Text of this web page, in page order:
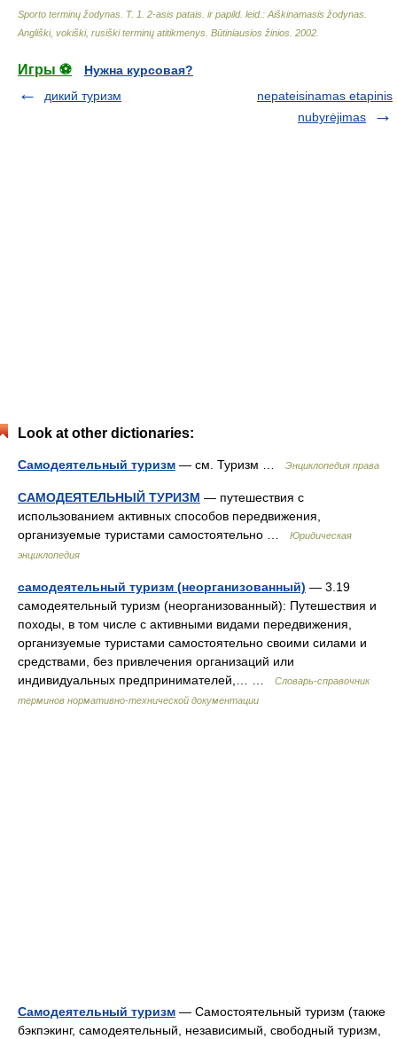
Sporto terminų žodynas. T. 1. 2-asis patais. ir papild. leid.: Aiškinamasis žodynas.
Angliški, vokiški, rusiški terminų atitikmenys. Būtiniausios žinios 2002
Игры ⚽
Нужна курсовая?
дикий туризм
nepateisinamas etapinis
nubyrėjimas
Look at other dictionaries:
Самодеятельный туризм — см. Туризм … Энциклопедия права
САМОДЕЯТЕЛЬНЫЙ ТУРИЗМ — путешествия с
использованием активных способов передвижения,
организуемые туристами самостоятельно …
Юридическая
энциклопедия
самодеятельный туризм (неорганизованный) — 3.19
самодеятельный туризм (неорганизованный): Путешествия и
походы, в том числе с активными видами передвижения,
организуемые туристами самостоятельно своими силами и
средствами, без привлечения организаций или
индивидуальных предпринимателей,… …
Словарь-справочник
терминов нормативно-технической документации
Самодеятельный туризм — Самостоятельный туризм (также
бэкпэкинг, самодеятельный, независимый, свободный туризм,